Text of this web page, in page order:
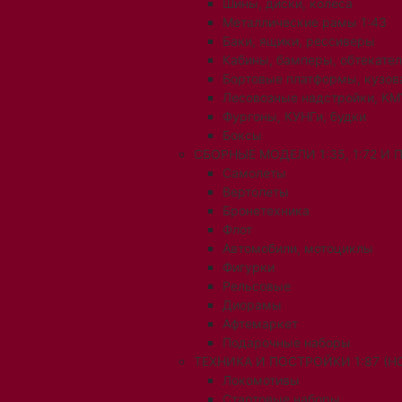
Шины, диски, колеса
Металлические рамы 1:43
Баки, ящики, рессиверы
Кабины, бамперы,
Бортовые платформы,
Лесовозные надстройки,
Фургоны, КУНГи, будки
Боксы
СБОРНЫЕ МОДЕЛИ 1:35, 1:72 И
Самолеты
Вертолеты
Бронетехника
Флот
Автомобили, мотоциклы
Фигурки
Рельсовые
Диорамы
Афтемаркет
Подарочные наборы
ТЕХНИКА И ПОСТРОЙКИ 1:87
Локомотивы
Стартовые наборы